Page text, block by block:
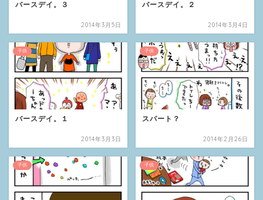
バースデイ。３
2014年3月5日
バースデイ。２
2014年3月4日
子供
バースデイ。１
2014年3月3日
子供
スパート？
2014年2月26日
子供 子供